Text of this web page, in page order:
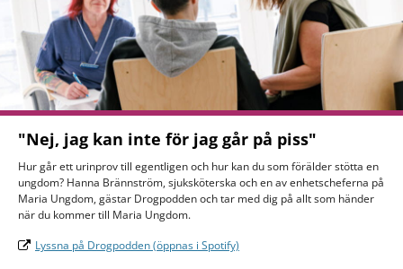
"Nej, jag kan inte för jag går på piss"
Hur går ett urinprov till egentligen och hur kan du som förälder stötta en
ungdom? Hanna Brännström, sjuksköterska och en av enhetscheferna på
Maria Ungdom, gästar Drogpodden och tar med dig på allt som händer
när du kommer till Maria Ungdom.
Lyssna på Drogpodden (öppnas i Spotify)